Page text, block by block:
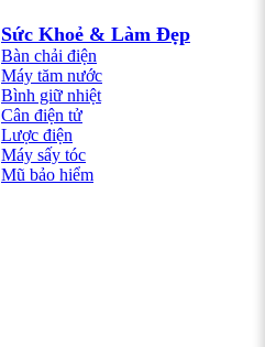
Sức Khoẻ & Làm Đẹp
Bàn chải điện
Máy tăm nước
Bình giữ nhiệt
Cân điện tử
Lược điện
Máy sấy tóc
Mũ bảo hiểm